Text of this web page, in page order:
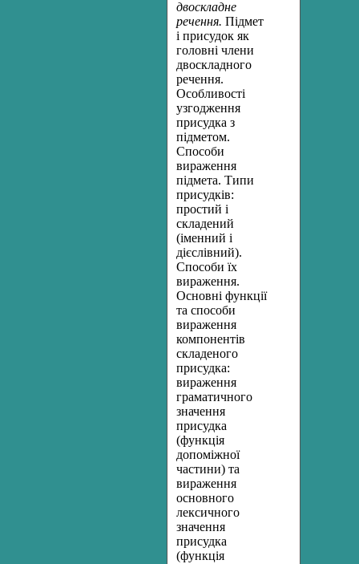
двоскладне
речення. Підмет
і присудок як
головні члени
двоскладного
речення.
Особливості
узгодження
присудка з
підметом.
Способи
вираження
підмета. Типи
присудків:
простий і
складений
(іменний і
дієслівний).
Способи їх
вираження.
Основні функції
та способи
вираження
компонентів
складеного
присудка:
вираження
граматичного
значення
присудка
(функція
допоміжної
частини) та
вираження
основного
лексичного
значення
присудка
(функція